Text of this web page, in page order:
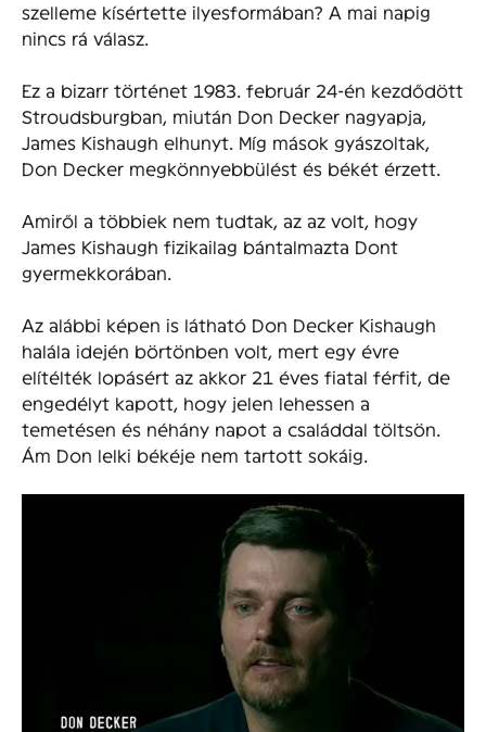
szelleme kísértette ilyesformában? A mai napig
nincs rá válasz.
Ez a bizarr történet 1983. február 24-én kezdődött
Stroudsburgban, miután Don Decker nagyapja,
James Kishaugh elhunyt. Míg mások gyászoltak,
Don Decker megkönnyebbülést és békét érzett.
Amiről a többiek nem tudtak, az az volt, hogy
James Kishaugh fizikailag bántalmazta Dont
gyermekkorában.
Az alábbi képen is látható Don Decker Kishaugh
halála idején börtönben volt, mert egy évre
elítélték lopásért az akkor 21 éves fiatal férfit, de
engedélyt kapott, hogy jelen lehessen a
temetésen és néhány napot a családdal töltsön.
Ám Don lelki békéje nem tartott sokáig.